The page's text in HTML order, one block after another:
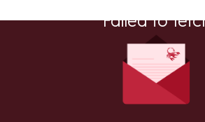
Failed to